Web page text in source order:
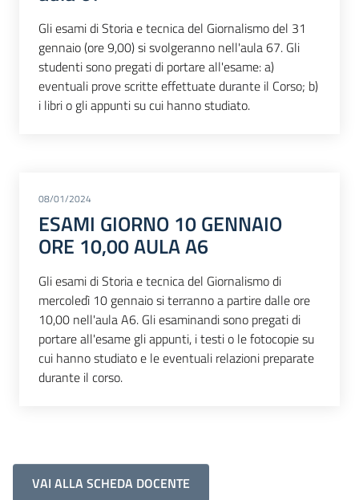
Gli esami di Storia e tecnica del Giornalismo del 31
gennaio (ore 9,00) si svolgeranno nell'aula 67. Gli
studenti sono pregati di portare all'esame: a)
eventuali prove scritte effettuate durante il Corso; b)
i libri o gli appunti su cui hanno studiato.
08/01/2024
ESAMI GIORNO 10 GENNAIO
ORE 10,00 AULA A6
Gli esami di Storia e tecnica del Giornalismo di
mercoledì 10 gennaio si terranno a partire dalle ore
10,00 nell'aula A6. Gli esaminandi sono pregati di
portare all'esame gli appunti, i testi o le fotocopie su
cui hanno studiato e le eventuali relazioni preparate
durante il corso.
VAI ALLA SCHEDA DOCENTE